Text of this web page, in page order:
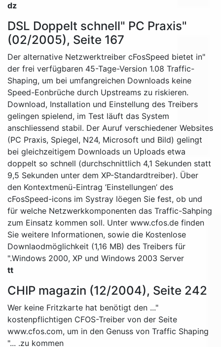
dz
"DSL Doppelt schnell" PC Praxis
(02/2005), Seite 167
"Der alternative Netzwerktreiber cFosSpeed bietet in
der frei verfügbaren 45-Tage-Version 1.08 Traffic-
Shaping, um bei umfangreichen Downloads keine
Speed-Eonbrüche durch Upstreams zu riskieren.
Download, Installation und Einstellung des Treibers
gelingen spielend, im Test läuft das System
anschliessend stabil. Der Auruf verschiedener Websites
(PC Praxis, Spiegel, N24, Microsoft und Bild) gelingt
bei gleichzeitigem Downloads un Uploads etwa
doppelt so schnell (durchschnittlich 4,1 Sekunden statt
9,5 Sekunden unter dem XP-Standardtreiber). Über
den Kontextmenü-Eintrag ’Einstellungen’ des
cFosSpeed-icons im Systray löegen Sie fest, ob und
für welche Netzwerkkomponenten das Traffic-Sahping
zum Einsatz kommen soll. Unter www.cfos.de finden
Sie weitere Informationen, sowie die Kostenlose
Downlaodmöglichkeit (1,16 MB) des Treibers für
Windows 2000, XP und Windows 2003 Server."
tt
CHIP magazin (12/2004), Seite 242
"... Wer keine Fritzkarte hat benötigt den
kostenpflichtigen CFOS-Treiber von der Seite
www.cfos.com, um in den Genuss von Traffic Shaping
zu kommen. ..."